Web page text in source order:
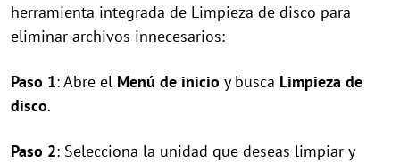
herramienta integrada de Limpieza de disco para
eliminar archivos innecesarios:
Paso 1: Abre el Menú de inicio y busca Limpieza de
disco.
Paso 2: Selecciona la unidad que deseas limpiar y